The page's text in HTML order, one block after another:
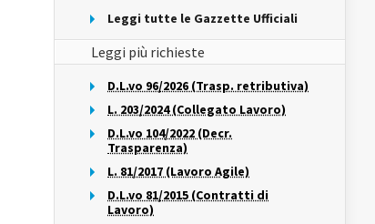
Leggi tutte le Gazzette Ufficiali
Leggi più richieste
D.L.vo 96/2026 (Trasp. retributiva)
L. 203/2024 (Collegato Lavoro)
D.L.vo 104/2022 (Decr.
Trasparenza)
L. 81/2017 (Lavoro Agile)
D.L.vo 81/2015 (Contratti di
Lavoro)